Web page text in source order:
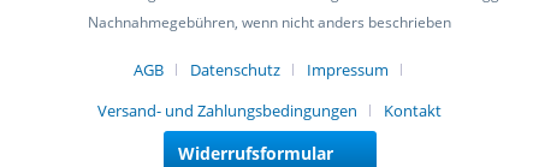
Nachnahmegebühren, wenn nicht anders beschrieben
AGB Datenschutz
Impressum
Versand- und Zahlungsbedingungen
Kontakt
Widerrufsformular